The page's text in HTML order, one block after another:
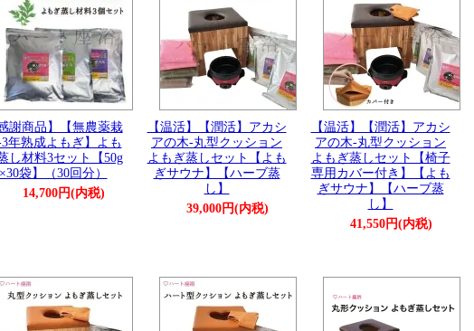
謝商品】【無農薬栽
年熟成よもぎ】よも
し材料3セット【50g
袋】（30回分）
14,700円(内税)
【温活】【潤活】アカシ
アの木-丸型クッション
よもぎ蒸しセット【よも
ぎサウナ】【ハーブ蒸
し】
39,000円(内税)
【温活】【潤活】アカシ
アの木-丸型クッション
よもぎ蒸しセット【椅子
専用カバー付き】【よも
ぎサウナ】【ハーブ蒸
し】
41,550円(内税)